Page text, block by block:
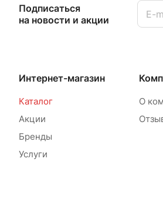
Подписаться
на новости и акции
Интернет-магазин
Каталог
Акции
Бренды
Услуги
О